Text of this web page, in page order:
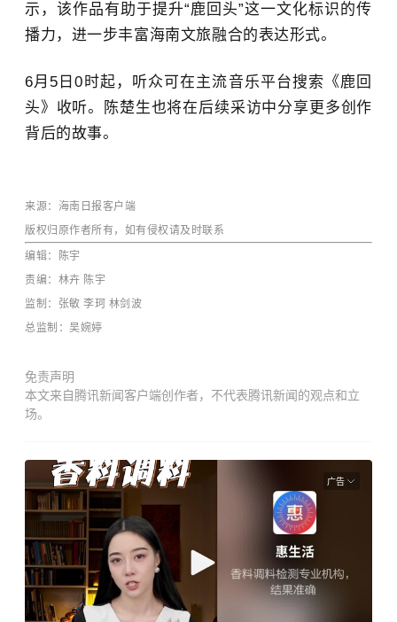
示，该作品有助于提升“鹿回头”这一文化标识的传
播力，进一步丰富海南文旅融合的表达形式。
6月5日0时起，听众可在主流音乐平台搜索《鹿回
头》收听。陈楚生也将在后续采访中分享更多创作
背后的故事。
来源：海南日报客户端
版权归原作者所有，如有侵权请及时联系
编辑：陈宇
责编：林卉 陈宇
监制：张敏 李珂 林剑波
总监制：吴婉婷
免责声明
本文来自腾讯新闻客户端创作者，不代表腾讯新闻的观点和立
场。
广告